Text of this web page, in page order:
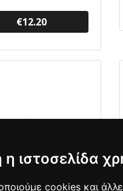
€12.20
ιστοσελίδα
cookies και